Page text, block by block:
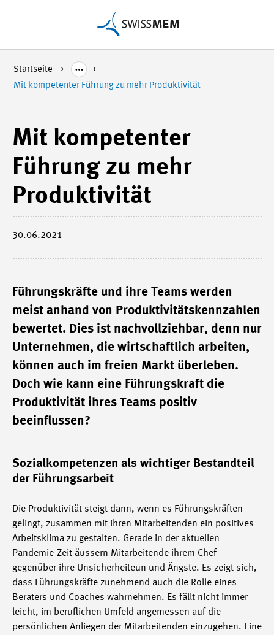
Startseite
Mit kompetenter Führung zu mehr Produktivität
Mit kompetenter
Führung zu mehr
Produktivität
30.06.2021
Führungskräfte und ihre Teams werden
meist anhand von Produktivitätskennzahlen
bewertet. Dies ist nachvollziehbar, denn nur
Unternehmen, die wirtschaftlich arbeiten,
können auch im freien Markt überleben.
Doch wie kann eine Führungskraft die
Produktivität ihres Teams positiv
beeinflussen?
Sozialkompetenzen als wichtiger Bestandteil
der Führungsarbeit
Die Produktivität steigt dann, wenn es Führungskräften
gelingt, zusammen mit ihren Mitarbeitenden ein positives
Arbeitsklima zu gestalten. Gerade in der aktuellen
Pandemie-Zeit äussern Mitarbeitende ihrem Chef
gegenüber ihre Unsicherheiteun und Ängste. Es zeigt sich,
dass Führungskräfte zunehmend auch die Rolle eines
Beraters und Coaches wahrnehmen. Es fällt nicht immer
leicht, im beruflichen Umfeld angemessen auf die
persönlichen Anliegen der Mitarbeitenden einzugehen. Eine